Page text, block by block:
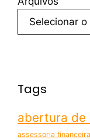
Tags
abertura de
assessoria financeira